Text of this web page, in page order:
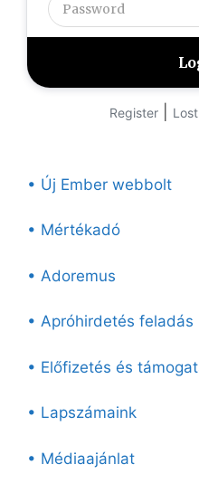
Register
• Új Ember webbolt
• Mértékadó
• Adoremus
• Apróhirdetés feladás
• Előfizetés és
• Lapszámaink
• Médiaajánlat